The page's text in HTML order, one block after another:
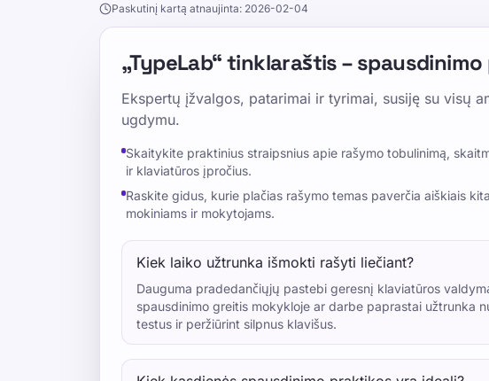
Paskutinį kartą atnaujinta: 2026-02-04
„TypeLab“ tinklaraštis –
Ekspertų įžvalgos, patarimai ir tyrimai, susiję su visų
ugdymu.
Skaitykite praktinius straipsnius apie rašymo tobulinimą,
ir klaviatūros įpročius.
Raskite gidus, kurie plačias rašymo temas paverčia aiškiais
mokiniams ir mokytojams.
Kiek laiko užtrunka išmokti rašyti liečiant?
Dauguma pradedančiųjų pastebi geresnį klaviatūros
spausdinimo greitis mokykloje ar darbe paprastai užtrunka
testus ir peržiūrint silpnus klavišus.